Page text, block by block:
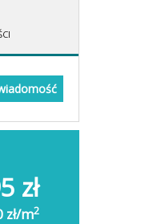
zł
zł/m2